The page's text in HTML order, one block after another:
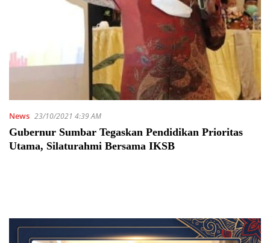
News 23/10/2021 4:39 AM
Gubernur Sumbar Tegaskan Pendidikan Prioritas
Utama, Silaturahmi Bersama IKSB